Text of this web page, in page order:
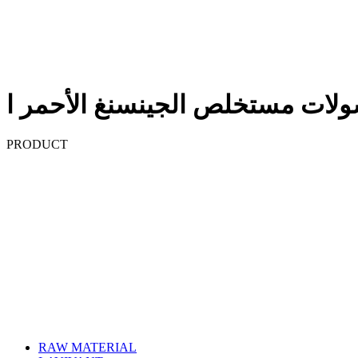
مستخلص الجينسنغ الأحمر ا
PRODUCT
RAW MATERIAL